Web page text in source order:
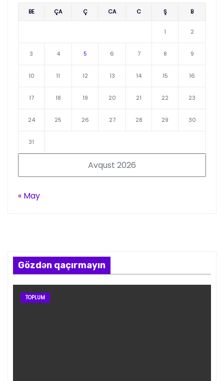
Avqust 2026
BE ÇA Ç CA C Ş B
1 2
3 4 5 6 7 8 9
10 11 12 13 14 15 16
17 18 19 20 21 22 23
24 25 26 27 28 29 30
31
« May
Gözdən qaçırmayın
TOPLUM